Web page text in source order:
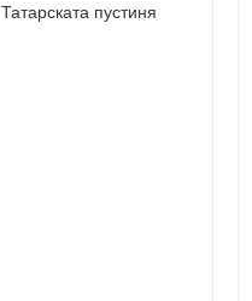
Татарската пустиня